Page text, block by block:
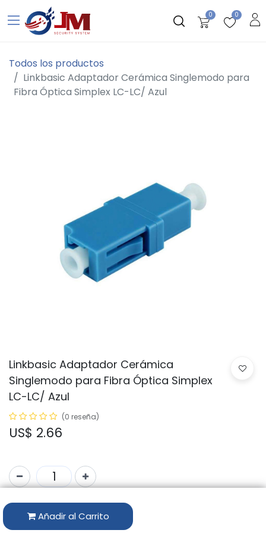
0 0
Todos los productos
Linkbasic Adaptador Cerámica Singlemodo para
Fibra Óptica Simplex LC-LC/ Azul
Linkbasic Adaptador Cerámica
Singlemodo para Fibra Óptica Simplex
LC-LC/ Azul
(0 reseña)
US$ 2.66
Añadir al Carrito
Marca:LINKBASIC